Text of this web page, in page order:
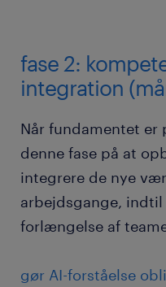
fase 2:
integration
Når fundamentet er
denne fase på at
integrere de nye
arbejdsgange,
forlængelse af
gør AI-forståelse